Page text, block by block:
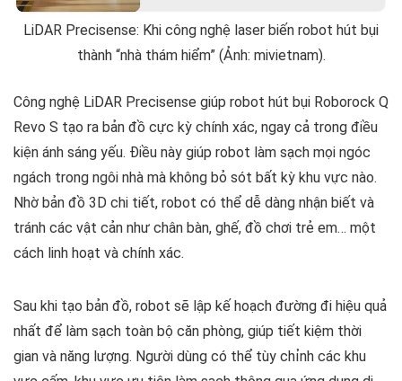
LiDAR Precisense: Khi công nghệ laser biến robot hút bụi
thành “nhà thám hiểm” (Ảnh: mivietnam).
Công nghệ LiDAR Precisense giúp robot hút bụi Roborock Q
Revo S tạo ra bản đồ cực kỳ chính xác, ngay cả trong điều
kiện ánh sáng yếu. Điều này giúp robot làm sạch mọi ngóc
ngách trong ngôi nhà mà không bỏ sót bất kỳ khu vực nào.
Nhờ bản đồ 3D chi tiết, robot có thể dễ dàng nhận biết và
tránh các vật cản như chân bàn, ghế, đồ chơi trẻ em… một
cách linh hoạt và chính xác.
Sau khi tạo bản đồ, robot sẽ lập kế hoạch đường đi hiệu quả
nhất để làm sạch toàn bộ căn phòng, giúp tiết kiệm thời
gian và năng lượng. Người dùng có thể tùy chỉnh các khu